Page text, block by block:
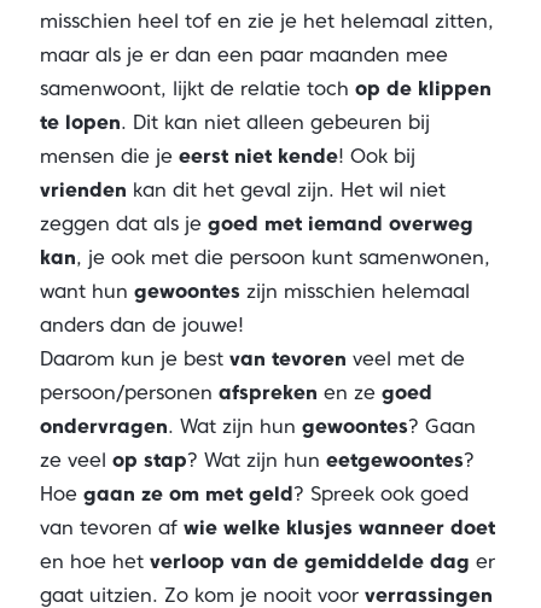
misschien heel tof en zie je het helemaal zitten,
maar als je er dan een paar maanden mee
samenwoont, lijkt de relatie toch op de klippen
te lopen. Dit kan niet alleen gebeuren bij
mensen die je eerst niet kende! Ook bij
vrienden kan dit het geval zijn. Het wil niet
zeggen dat als je goed met iemand overweg
kan, je ook met die persoon kunt samenwonen,
want hun gewoonteszijn misschien helemaal
anders dan de jouwe!
Daarom kun je best van tevoren veel met de
persoon/personen afspreken en ze goed
ondervragen. Wat zijn hun gewoontes? Gaan
ze veel op stap? Wat zijn hun eetgewoontes?
Hoe gaan ze om met geld? Spreek ook goed
van tevoren af wie welke klusjes wanneer doet
en hoe het verloop van de gemiddelde dag er
gaat uitzien. Zo kom je nooit voor verrassingen